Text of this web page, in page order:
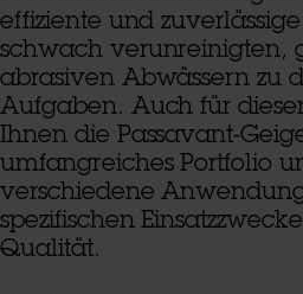
effiziente und
schwach verunreinigten,
abrasiven Abwässern zu
Aufgaben. Auch für
Ihnen die Passavant-
umfangreiches Portfolio
verschiedene
spezifischen
Qualität.